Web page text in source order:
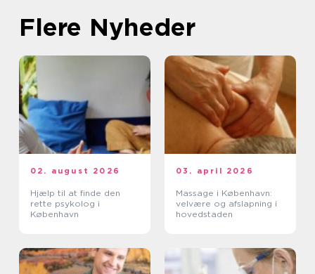
Flere Nyheder
02. august 2026
Hjælp til at finde den
rette psykolog i
København
03. april 2026
Massage i København:
velvære og afslapning i
hovedstaden